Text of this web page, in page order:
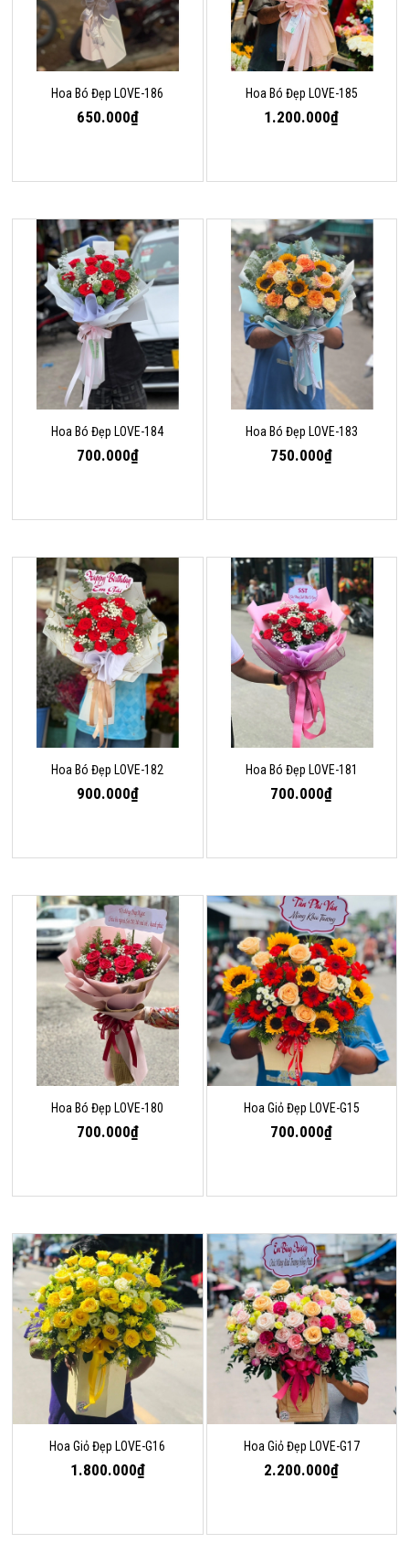
Hoa Bó Đẹp LOVE-186
650.000₫
Hoa Bó Đẹp LOVE-185
1.200.000₫
Hoa Bó Đẹp LOVE-184
700.000₫
Hoa Bó Đẹp LOVE-183
750.000₫
Hoa Bó Đẹp LOVE-182
900.000₫
Hoa Bó Đẹp LOVE-181
700.000₫
Hoa Bó Đẹp LOVE-180
700.000₫
Hoa Giỏ Đẹp LOVE-G15
700.000₫
Hoa Giỏ Đẹp LOVE-G16
1.800.000₫
Hoa Giỏ Đẹp LOVE-G17
2.200.000₫